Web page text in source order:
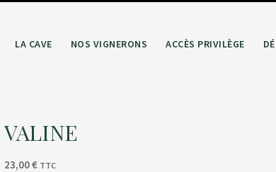
LA CAVE NOS VIGNERONS ACCÈS PRIVILÈGE
VALINE
23,00€ TTC